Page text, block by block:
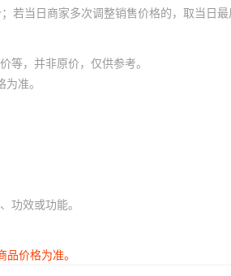
当日商家多次调整销售价格的，取当日最
等，并非原价，仅供参考。
准。
功效或功能。
价格为准。